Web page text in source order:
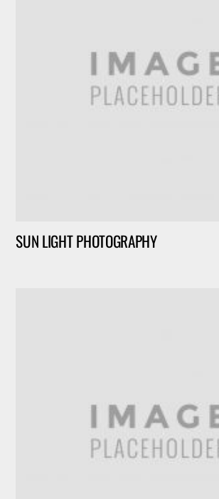
SUN LIGHT PHOTOGRAPHY